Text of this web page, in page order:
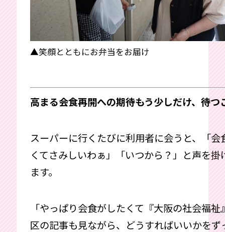
▲笑顔とともにお弁当をお届け
高まる会食再開への期待もう少しだけ、待つ
スーパーに行くたびに利用者に会うと、「会
くてさみしいわぁ」「いつから？」と声を掛
ます。
「やっぱり会食がしたくて『大阪の社会福祉
区の記事も見ながら、どうすればいいかをず